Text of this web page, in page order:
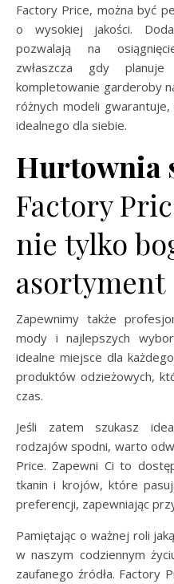
Factory Price, można być
o wysokiej jakości.
pozwalają na
zwłaszcza gdy
kompletowanie garderoby
różnych modeli
idealnego dla siebie.
Hurtownia
Factory
nie tylko
asortyment
Zapewnimy także
mody i najlepszych
idealne miejsce dla
produktów odzieżowych,
czas.
Jeśli zatem szukasz
rodzajów spodni, warto
Price. Zapewni Ci to
tkanin i krojów, które
preferencji, zapewniając
Pamiętając o ważnej roli
w naszym codziennym
zaufanego źródła. Factory